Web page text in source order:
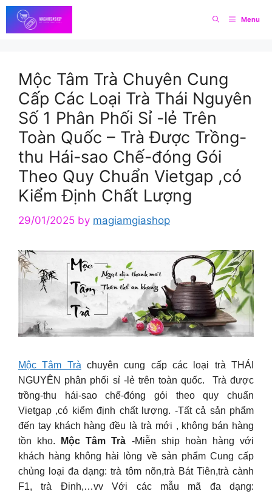
Skip
to
content
Menu
Mộc Tâm Trà Chuyên Cung
Cấp Các Loại Trà Thái Nguyên
Số 1 Phân Phối Sỉ -lẻ Trên
Toàn Quốc – Trà Được Trồng-
thu Hái-sao Chế-đóng Gói
Theo Quy Chuẩn Vietgap ,có
Kiểm Định Chất Lượng
29/01/2025 by magiamgiashop
Mộc Tâm Trà chuyên cung cấp các loại trà THÁI
NGUYÊN phân phối sỉ -lẻ trên toàn quốc. Trà được
trồng-thu hái-sao chế-đóng gói theo quy chuẩn
Vietgap ,có kiểm định chất lượng. -Tất cả sản phẩm
đến tay khách hàng đều là trà mới , không bán hàng
tồn kho.
Mộc Tâm Trà -Miễn ship hoàn hàng với
khách hàng không hài lòng về sản phẩm Cung cấp
chủng loại đa dạng: trà tôm nõn,trà Bát Tiên,trà cành
F1, trà Đinh,…vv Với các mẫu mã đa dạng: